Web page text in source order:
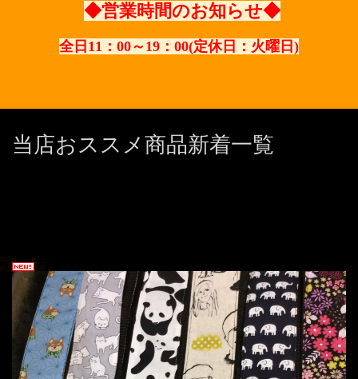
◆営業時間のお知らせ◆
全日11：00～19：00(定休日：火曜日)
当店おススメ商品新着一覧